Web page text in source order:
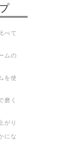
べて
ムの
を使
磨く
がり
にな